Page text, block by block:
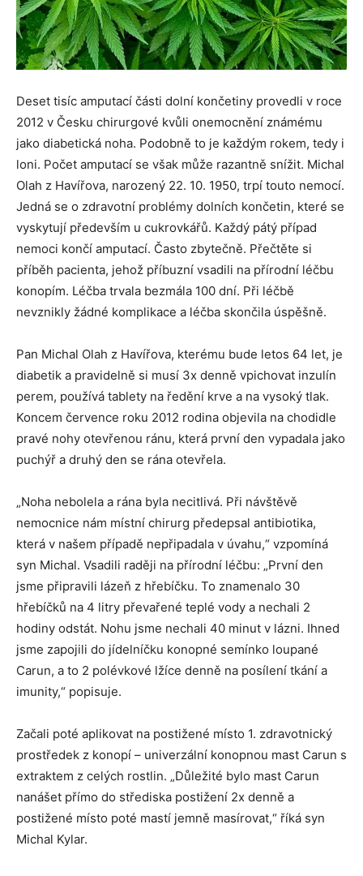
Deset tisíc amputací části dolní končetiny provedli v roce
2012 v Česku chirurgové kvůli onemocnění známému
jako diabetická noha. Podobně to je každým rokem, tedy i
loni. Počet amputací se však může razantně snížit. Michal
Olah z Havířova, narozený 22. 10. 1950, trpí touto nemocí.
Jedná se o zdravotní problémy dolních končetin, které se
vyskytují především u cukrovkářů. Každý pátý případ
nemoci končí amputací. Často zbytečně. Přečtěte si
příběh pacienta, jehož příbuzní vsadili na přírodní léčbu
konopím. Léčba trvala bezmála 100 dní. Při léčbě
nevznikly žádné komplikace a léčba skončila úspěšně.
Pan Michal Olah z Havířova, kterému bude letos 64 let, je
diabetik a pravidelně si musí 3x denně vpichovat inzulín
perem, používá tablety na ředění krve a na vysoký tlak.
Koncem července roku 2012 rodina objevila na chodidle
pravé nohy otevřenou ránu, která první den vypadala jako
puchýř a druhý den se rána otevřela.
„Noha nebolela a rána byla necitlivá. Při návštěvě
nemocnice nám místní chirurg předepsal antibiotika,
která v našem případě nepřipadala v úvahu,“ vzpomíná
syn Michal. Vsadili raději na přírodní léčbu: „První den
jsme připravili lázeň z hřebíčku. To znamenalo 30
hřebíčků na 4 litry převařené teplé vody a nechali 2
hodiny odstát. Nohu jsme nechali 40 minut v lázni. Ihned
jsme zapojili do jídelníčku konopné semínko loupané
Carun, a to 2 polévkové lžíce denně na posílení tkání a
imunity,“ popisuje.
Začali poté aplikovat na postižené místo 1. zdravotnický
prostředek z konopí – univerzální konopnou mast Carun s
extraktem z celých rostlin. „Důležité bylo mast Carun
nanášet přímo do střediska postižení 2x denně a
postižené místo poté mastí jemně masírovat,“ říká syn
Michal Kylar.